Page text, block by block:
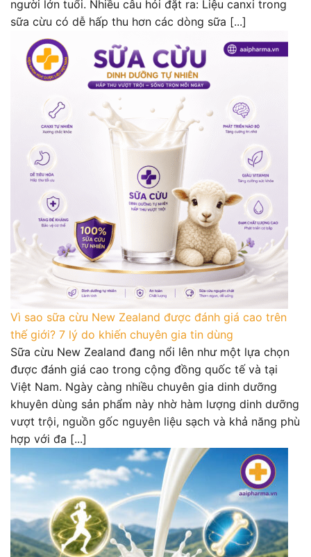
người lớn tuổi. Nhiều câu hỏi đặt ra: Liệu canxi trong
sữa cừu có dễ hấp thu hơn các dòng sữa [...]
Vì sao sữa cừu New Zealand được đánh giá cao trên
thế giới? 7 lý do khiến chuyên gia tin dùng
Sữa cừu New Zealand đang nổi lên như một lựa chọn
được đánh giá cao trong cộng đồng quốc tế và tại
Việt Nam. Ngày càng nhiều chuyên gia dinh dưỡng
khuyên dùng sản phẩm này nhờ hàm lượng dinh dưỡng
vượt trội, nguồn gốc nguyên liệu sạch và khả năng phù
hợp với đa [...]